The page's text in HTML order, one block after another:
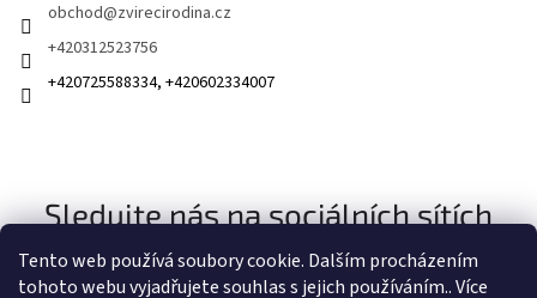
Tento web používá soubory cookie. Dalším procházením
tohoto webu vyjadřujete souhlas s jejich používáním.. Více
obchod@zvirecirodina.cz
+420312523756
+420725588334, +420602334007
Sledujte nás na sociálních sítích